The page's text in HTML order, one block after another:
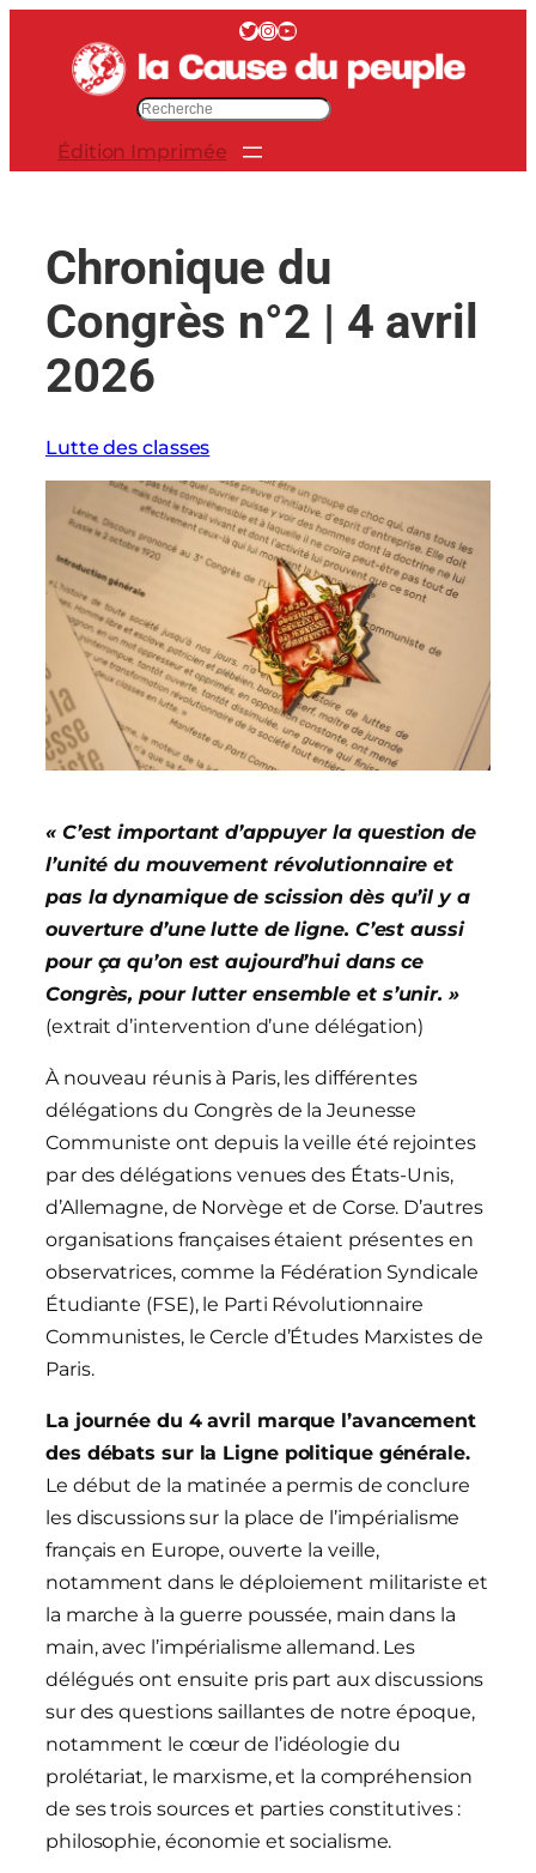
contenu
Twitter InstagramYouTube
c
e
Édition Imprimée
Chronique du
Congrès n°2 | 4 avril
2026
Lutte des classes
« C’est important d’appuyer la question de
l’unité du mouvement révolutionnaire et
pas la dynamique de scission dès qu’il y a
ouverture d’une lutte de ligne. C’est aussi
pour ça qu’on est aujourd’hui dans ce
Congrès,pour lutter ensemble et s’unir. »
(extrait d’intervention d’une délégation)
À nouveau réunis à Paris, les différentes
délégations du Congrès de la Jeunesse
Communiste ont depuis la veille été rejointes
par des délégations venues des États-Unis,
d’Allemagne, de Norvège et de Corse. D’autres
organisations françaises étaient présentes en
observatrices, comme la Fédération Syndicale
Étudiante (FSE), le Parti Révolutionnaire
Communistes, le Cercle d’Études Marxistes de
Paris.
La journée du 4 avril marque l’avancement
des débats sur la Ligne politique générale.
Le début de la matinée a permis de conclure
les discussions sur la place de l’impérialisme
français en Europe, ouverte la veille,
notamment dans le déploiement militariste et
la marche à la guerre poussée, main dans la
main, avec l’impérialisme allemand. Les
délégués ont ensuite pris part aux discussions
sur des questions saillantes de notre époque,
notamment le cœur de l’idéologie du
prolétariat, le marxisme, et la compréhension
de ses trois sources et parties constitutives :
philosophie, économie et socialisme.